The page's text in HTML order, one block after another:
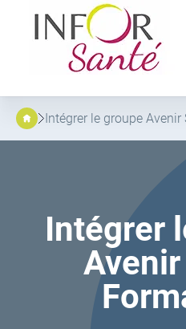
au
principal
au
Intégrer le groupe
Intégrer